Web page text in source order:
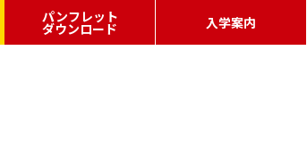
パンフレット
ダウンロード
入学案内
募集要項・学費
秋入学制度
AO特待生、早期入校生制度
出願の流れ
FAQ